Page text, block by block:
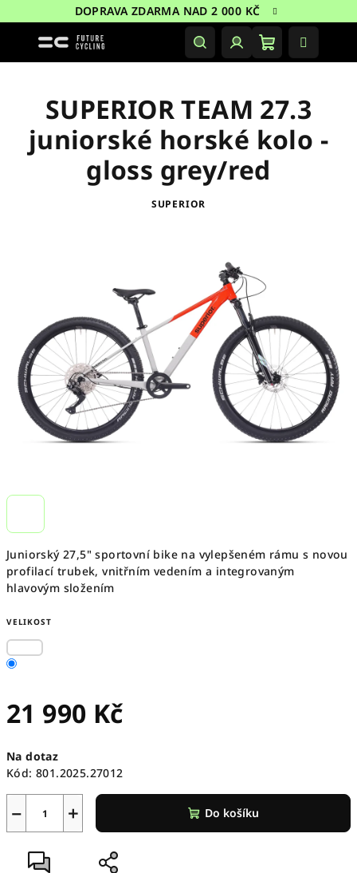
na
DOPRAVA ZDARMA NAD 2 000 KČ
HledatPřihlášeníNákupní
Juniorský 27,5" sportovní bike na vylepšeném rámu s novou
profilací trubek, vnitřním vedením a integrovaným
hlavovým složením
VELIKOST
21 990 Kč
cena:
Na dotaz
Kód: 801.2025.27012
+
− Do košíku
SUPERIOR TEAM 27.3
juniorské horské kolo -
gloss grey/red
SUPERIOR